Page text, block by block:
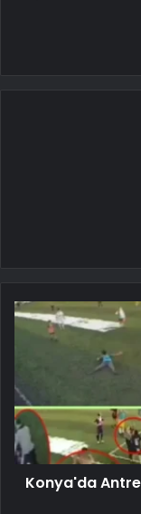
Konya'da